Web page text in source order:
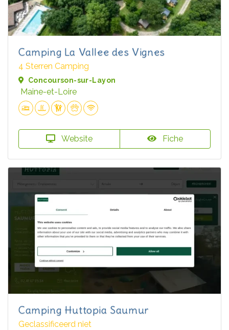
Camping La Vallee des Vignes
4 Sterren Camping
Concourson-sur-Layon
Maine-et-Loire
Website Fiche
Camping Huttopia Saumur
Geclassificeerd niet